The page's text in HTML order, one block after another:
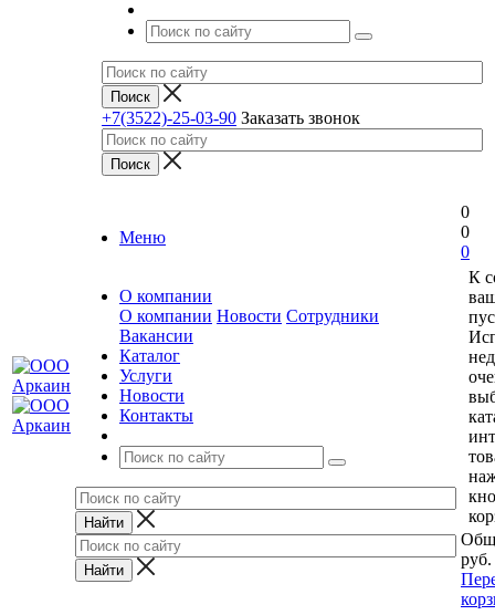
+7(3522)-25-03-90 Заказать звонок
Меню
О компании
О компании Новости Сотрудники
Вакансии
Каталог
Услуги
Новости
Контакты
0
0
0
К
руб.